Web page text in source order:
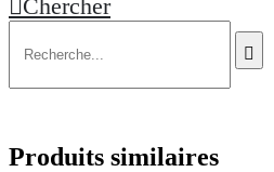
Chercher
Produits similaires